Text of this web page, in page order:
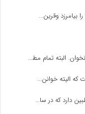
وقرین...
البته تمام مط...
الیته خوانن...
دارد که در سا...